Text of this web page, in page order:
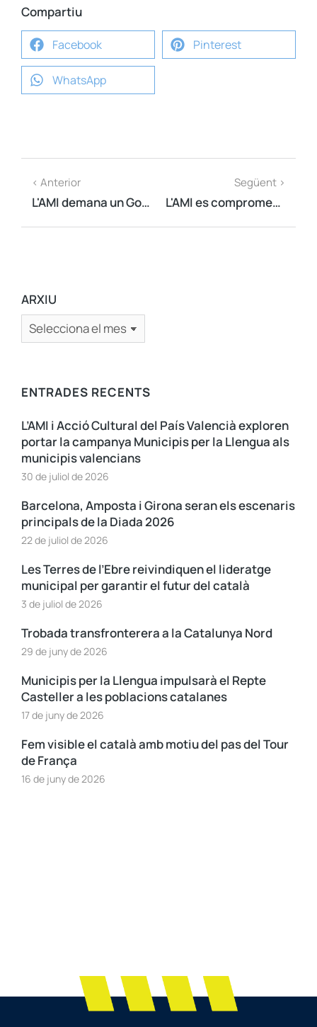
Compartiu
Facebook Pinterest
WhatsApp
< Anterior
L'AMI demana un Govern fort i estable a Catalunya que convoqui el referèndum d'independència
Següent >
L'AMI es compromet a tirar endavant la consulta per a la independència si el Govern no ho fa
ARXIU
ENTRADES RECENTS
L’AMI i Acció Cultural del País Valencià exploren
portar la campanya Municipis per la Llengua als
municipis valencians
30 de juliol de 2026
Barcelona, Amposta i Girona seran els escenaris
principals de la Diada 2026
22 de juliol de 2026
Les Terres de l’Ebre reivindiquen el lideratge
municipal per garantir el futur del català
3 de juliol de 2026
Trobada transfronterera a la Catalunya Nord
29 de juny de 2026
Municipis per la Llengua impulsarà el Repte
Casteller a les poblacions catalanes
17 de juny de 2026
Fem visible el català amb motiu del pas del Tour
de França
16 de juny de 2026